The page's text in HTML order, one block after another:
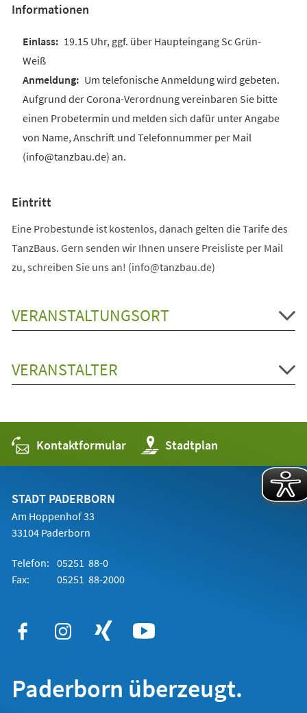
Informationen
19.15 Uhr, ggf. über Haupteingang Sc Grün-
Weiß
Um telefonische Anmeldung wird gebeten.
Aufgrund der Corona-Verordnung vereinbaren Sie bitte
einen Probetermin und melden sich dafür unter Angabe
von Name, Anschrift und Telefonnummer per Mail
(info@tanzbau.de) an.
Eintritt
Eine Probestunde ist kostenlos, danach gelten die Tarife des
TanzBaus. Gern senden wir Ihnen unsere Preisliste per Mail
zu, schreiben Sie uns an! (info@tanzbau.de)
VERANSTALTUNGSORT
VERANSTALTER
Kontaktformular Stadtplan
(Öffnet
in
einem
STADT PADERBORN
Am Hoppenhof 33
33104 Paderborn
Telefon: 05251 88-0
Fax:
05251 88-2000
Paderborn überzeugt.